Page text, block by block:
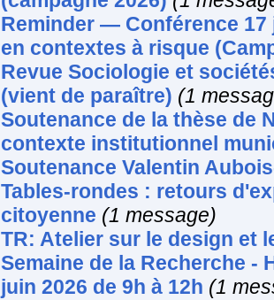
Reminder — Conférence
en contextes à risque
Revue Sociologie et
(vient de paraître) (1
Soutenance de la thèse de
contexte institutionnel
Soutenance Valentin
Tables-rondes : retours
citoyenne (1 message)
TR: Atelier sur le design et
Semaine de la Recherche -
juin 2026 de 9h à 12h (1